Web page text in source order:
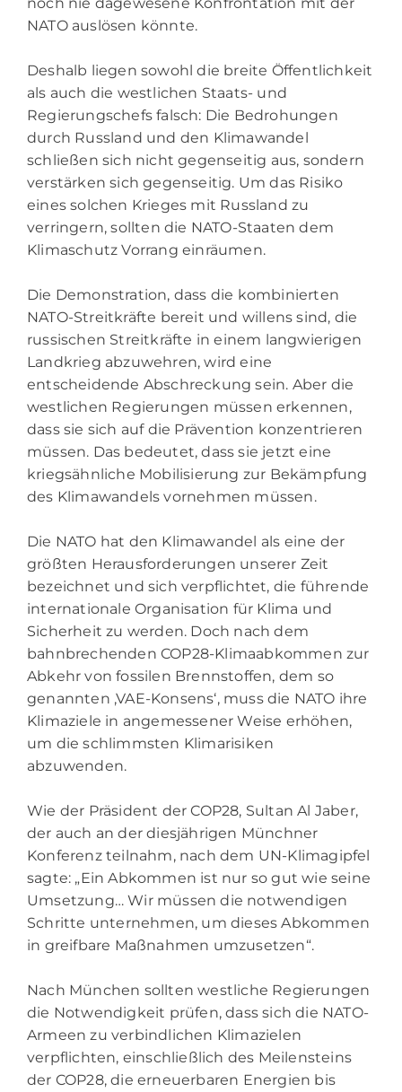
NATO auslösen könnte.
Deshalb liegen sowohl die breite Öffentlichkeit
als auch die westlichen Staats- und
Regierungschefs falsch: Die Bedrohungen
durch Russland und den Klimawandel
schließen sich nicht gegenseitig aus, sondern
verstärken sich gegenseitig. Um das Risiko
eines solchen Krieges mit Russland zu
verringern, sollten die NATO-Staaten dem
Klimaschutz Vorrang einräumen.
Die Demonstration, dass die kombinierten
NATO-Streitkräfte bereit und willens sind, die
russischen Streitkräfte in einem langwierigen
Landkrieg abzuwehren, wird eine
entscheidende Abschreckung sein. Aber die
westlichen Regierungen müssen erkennen,
dass sie sich auf die Prävention konzentrieren
müssen. Das bedeutet, dass sie jetzt eine
kriegsähnliche Mobilisierung zur Bekämpfung
des Klimawandels vornehmen müssen.
Die NATO hat den Klimawandel als eine der
größten Herausforderungen unserer Zeit
bezeichnet und sich verpflichtet, die führende
internationale Organisation für Klima und
Sicherheit zu werden. Doch nach dem
bahnbrechenden COP28-Klimaabkommen zur
Abkehr von fossilen Brennstoffen, dem so
genannten ‚VAE-Konsens‘, muss die NATO ihre
Klimaziele in angemessener Weise erhöhen,
um die schlimmsten Klimarisiken
abzuwenden.
Wie der Präsident der COP28, Sultan Al Jaber,
der auch an der diesjährigen Münchner
Konferenz teilnahm, nach dem UN-Klimagipfel
sagte: „Ein Abkommen ist nur so gut wie seine
Umsetzung… Wir müssen die notwendigen
Schritte unternehmen, um dieses Abkommen
in greifbare Maßnahmen umzusetzen“.
Nach München sollten westliche Regierungen
die Notwendigkeit prüfen, dass sich die NATO-
Armeen zu verbindlichen Klimazielen
verpflichten, einschließlich des Meilensteins
der COP28, die erneuerbaren Energien bis